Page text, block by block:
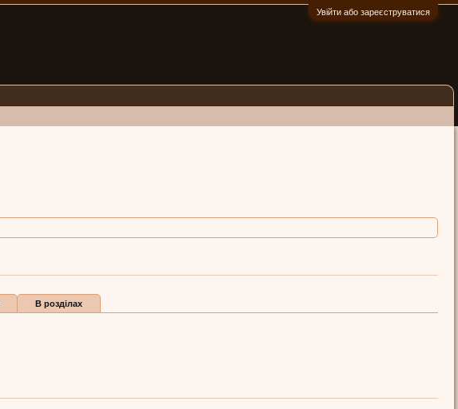
Увійти або зареєструватися
В розділах